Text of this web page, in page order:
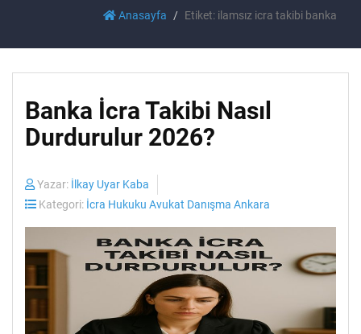
Anasayfa Etiket: ilamsız icra takibi banka
Banka İcra Takibi Nasıl
Durdurulur 2026?
Yazar: İlkay Uyar Kaba
Kategori: İcra Hukuku Avukat Danışma Ankara